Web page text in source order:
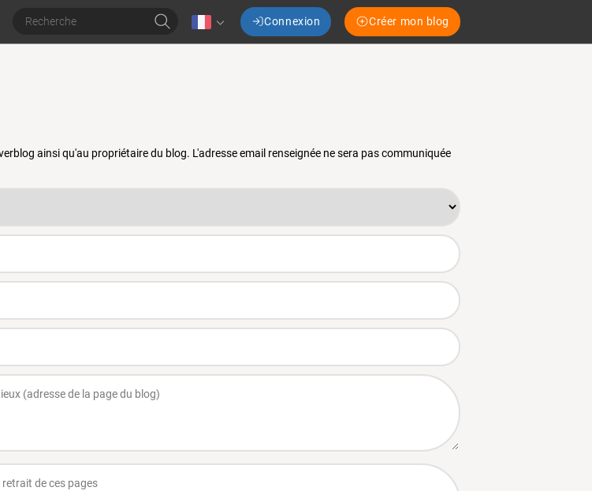
Connexion Créer mon blog
ainsi qu'au propriétaire du blog. L'adresse email renseignée ne sera pas communiquée